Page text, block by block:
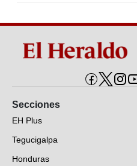
Secciones
EH Plus
Tegucigalpa
Honduras